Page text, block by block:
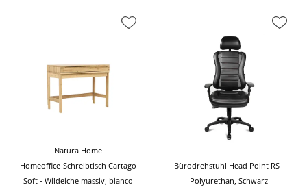
Natura Home
Homeoffice-Schreibtisch Cartago
Soft - Wildeiche massiv, bianco
Bürodrehstuhl Head Point RS -
Polyurethan, Schwarz